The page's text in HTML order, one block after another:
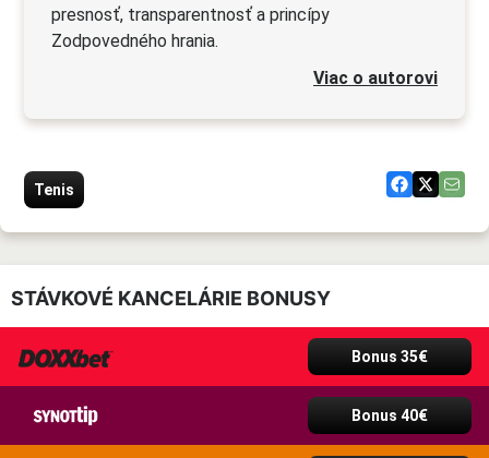
presnosť, transparentnosť a princípy
Zodpovedného hrania.
Viac o autorovi
Tenis
STÁVKOVÉ KANCELÁRIE BONUSY
Bonus 35€
Bonus 40€